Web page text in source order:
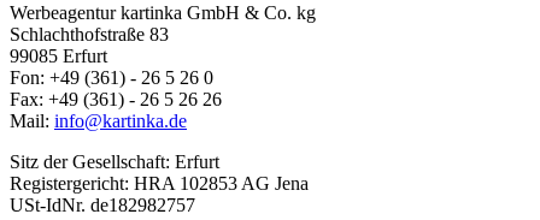
Werbeagentur kartinka GmbH & Co. kg
Schlachthofstraße 83
99085 Erfurt
Fon: +49 (361) - 26 5 26 0
Fax: +49 (361) - 26 5 26 26
Mail: info@kartinka.de
Sitz der Gesellschaft: Erfurt
Registergericht: HRA 102853 AG Jena
USt-IdNr. de182982757